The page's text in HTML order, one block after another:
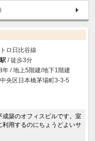
ロ日比谷線
/ 徒歩3分
年 / 地上5階建/地下1階建
央区日本橋茅場町3-3-5
築のオフィスビルです。室
用するのにちょうどよいサ